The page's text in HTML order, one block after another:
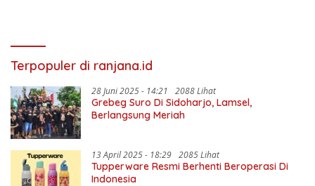
Terpopuler di ranjana.id
28 Juni 2025 - 14:21 2088 Lihat
Grebeg Suro Di Sidoharjo, Lamsel,
Berlangsung Meriah
13 April 2025 - 18:29 2085 Lihat
Tupperware Resmi Berhenti Beroperasi Di
Indonesia